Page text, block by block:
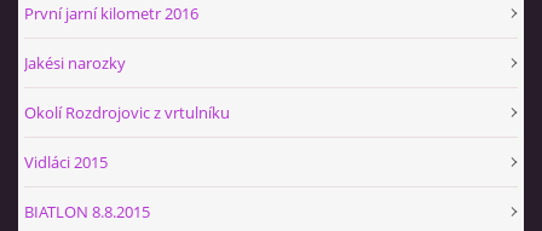
První jarní kilometr 2016
Jakési narozky
Okolí Rozdrojovic z vrtulníku
Vidláci 2015
BIATLON 8.8.2015